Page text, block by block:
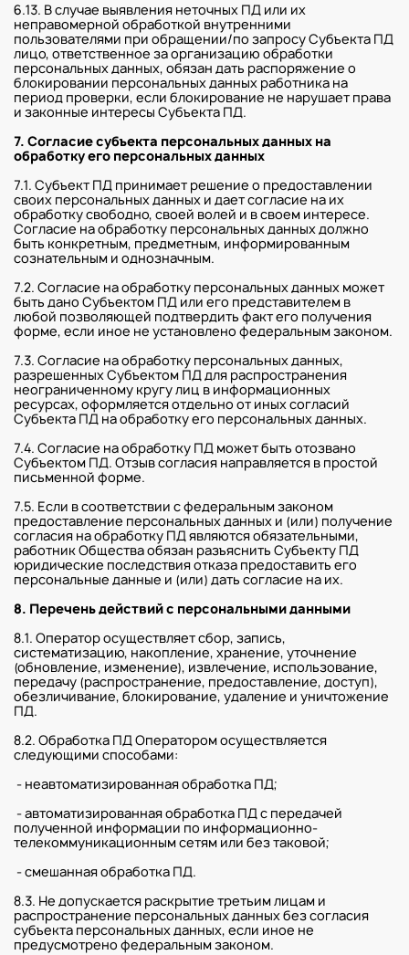
6.13. В случае выявления неточных ПД или их
неправомерной обработкой внутренними
пользователями при обращении/по запросу Субъекта ПД
лицо, ответственное за организацию обработки
персональных данных, обязан дать распоряжение о
блокировании персональных данных работника на
период проверки, если блокирование не нарушает права
и законные интересы Субъекта ПД.
7. Согласие субъекта персональных данных на
обработку его персональных данных
7.1. Субъект ПД принимает решение о предоставлении
своих персональных данных и дает согласие на их
обработку свободно, своей волей и в своем интересе.
Согласие на обработку персональных данных должно
быть конкретным, предметным, информированным
сознательным и однозначным.
7.2. Согласие на обработку персональных данных может
быть дано Субъектом ПД или его представителем в
любой позволяющей подтвердить факт его получения
форме, если иное не установлено федеральным законом.
7.3. Согласие на обработку персональных данных,
разрешенных Субъектом ПД для распространения
неограниченному кругу лиц в информационных
ресурсах, оформляется отдельно от иных согласий
Субъекта ПД на обработку его персональных данных.
7.4. Согласие на обработку ПД может быть отозвано
Субъектом ПД. Отзыв согласия направляется в простой
письменной форме.
7.5. Если в соответствии с федеральным законом
предоставление персональных данных и (или) получение
согласия на обработку ПД являются обязательными,
работник Общества обязан разъяснить Субъекту ПД
юридические последствия отказа предоставить его
персональные данные и (или) дать согласие на их.
8. Перечень действий с персональными данными
8.1. Оператор осуществляет сбор, запись,
систематизацию, накопление, хранение, уточнение
(обновление, изменение), извлечение, использование,
передачу (распространение, предоставление, доступ),
обезличивание, блокирование, удаление и уничтожение
ПД.
8.2. Обработка ПД Оператором осуществляется
следующими способами:
- неавтоматизированная обработка ПД;
- автоматизированная обработка ПД с передачей
полученной информации по информационно-
телекоммуникационным сетям или без таковой;
- смешанная обработка ПД.
8.3. Не допускается раскрытие третьим лицам и
распространение персональных данных без согласия
субъекта персональных данных, если иное не
предусмотрено федеральным законом.